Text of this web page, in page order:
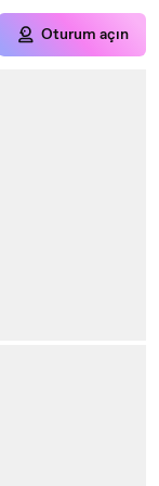
Oturum açın